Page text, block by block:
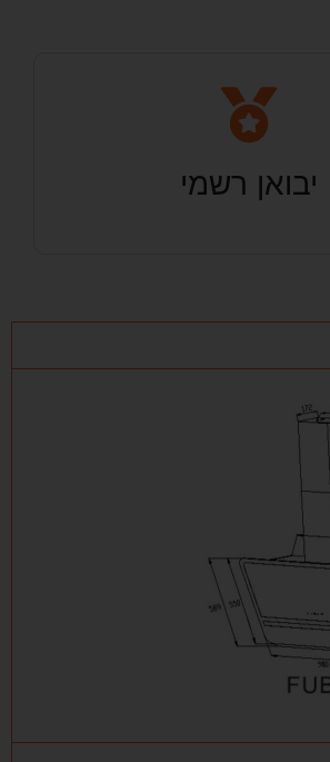
יבואן רשמי